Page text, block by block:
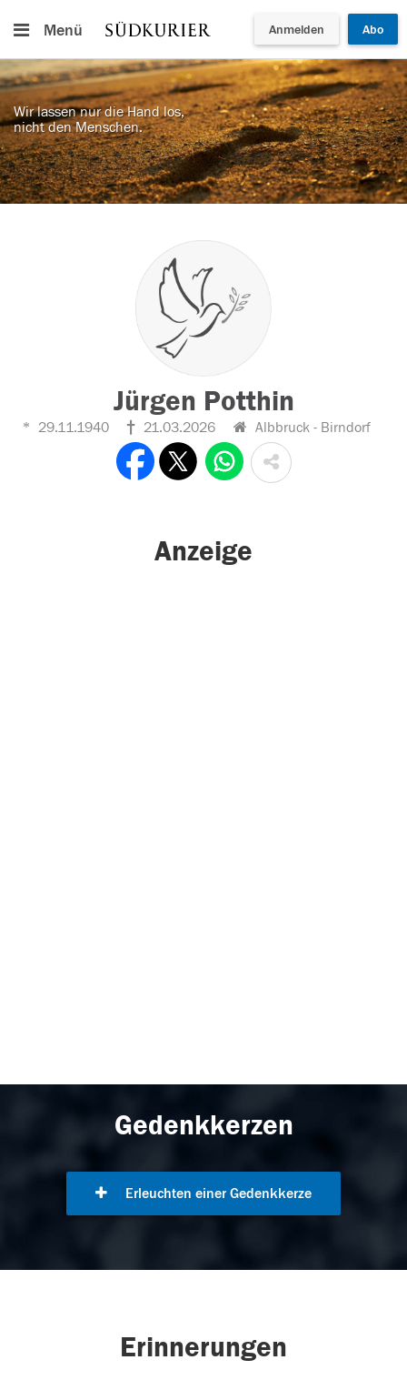
Menü Anmelden Abo
Wir lassen nur die Hand los,
nicht den Menschen.
Jürgen Potthin
29.11.1940 21.03.2026 Albbruck - Birndorf
Anzeige
Gedenkkerzen
Erleuchten einer Gedenkkerze
Erinnerungen